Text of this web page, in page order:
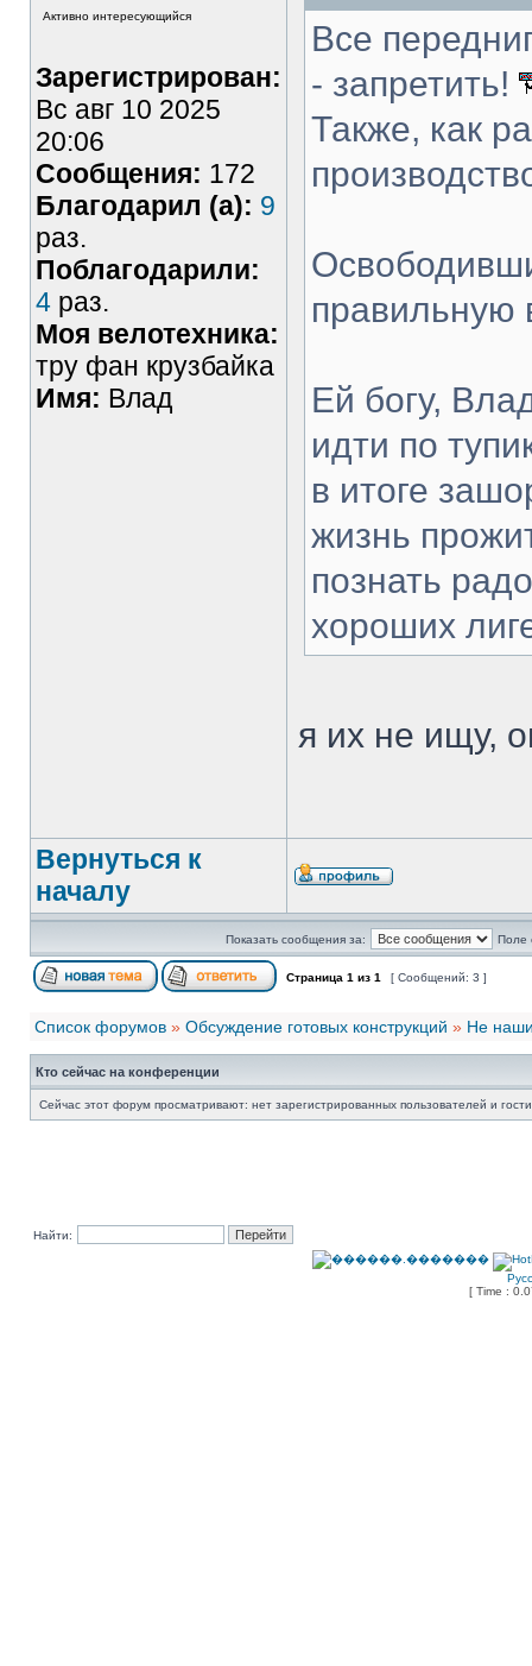
Активно интересующийся
Зарегистрирован:
Вс авг 10 2025
20:06
Сообщения: 172
Благодарил (а): 9
раз.
Поблагодарили:
4 раз.
Моя велотехника:
тру фан крузбайка
Имя: Влад
Все
- запретить!
Также, как
правильную
Ей богу,
идти по
в итоге
жизнь
познать
хороших
я их не ищу,
Вернуться к
началу
Показать сообщения за: Поле
Страница 1 из 1 [ Сообщений: 3 ]
Список форумов » Обсуждение готовых конструкций » Не
Кто сейчас на конференции
Сейчас этот форум просматривают: нет зарегистрированных пользователей и
Найти:
[ Time :